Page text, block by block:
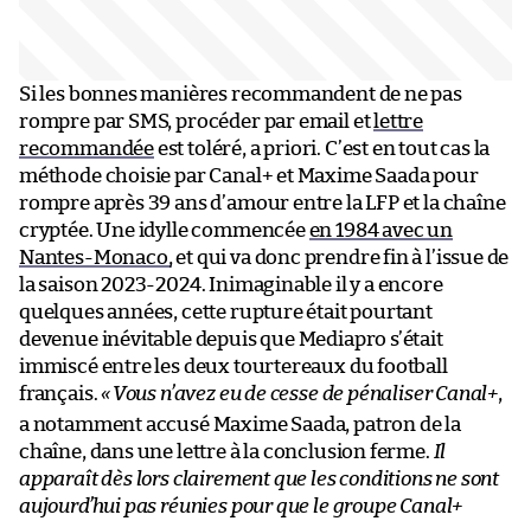
Si les bonnes manières recommandent de ne pas
rompre par SMS, procéder par email etlettre
recommandéeest toléré, a priori. C’est en tout cas la
méthode choisie par Canal+ et Maxime Saada pour
rompre après 39 ans d’amour entre la LFP et la chaîne
cryptée. Une idylle commencéeen 1984 avec un
Nantes-Monaco,et qui va donc prendre fin à l’issue de
la saison 2023-2024. Inimaginable il y a encore
quelques années, cette rupture était pourtant
devenue inévitable depuis que Mediapro s’était
immiscé entre les deux tourtereaux du football
français.«Vous n’avez eu de cesse de pénaliser Canal+,
a notamment accusé Maxime Saada, patron de la
chaîne, dans une lettre à la conclusion ferme. Il
apparaît dès lors clairement que les conditions ne sont
aujourd’hui pas réunies pour que le groupe Canal+